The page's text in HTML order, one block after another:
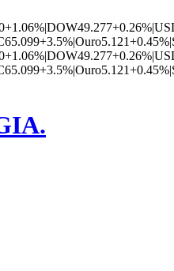
+1.06%|DOW49.277+0.26%|
65.099+3.5%|Ouro5.121+0.45%|
+1.06%|DOW49.277+0.26%|
65.099+3.5%|Ouro5.121+0.45%|